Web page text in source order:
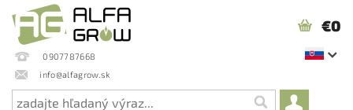
0907787668
info@alfagrow.sk
€0